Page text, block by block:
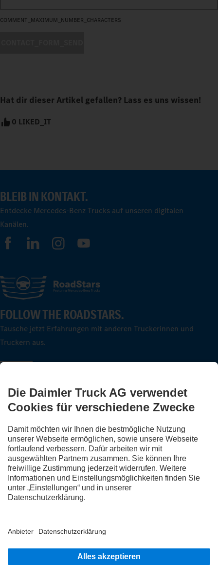
COMMENT_MAXIMUM_NUMBER_CHARACTERS
Hat dir dieser Artikel gefallen? Lass es uns wissen!
0 LIKED_IT
BLEIB IN KONTAKT.
Entdecke Mercedes-Benz Trucks auf unseren digitalen
Kanälen.
FOLLOW THE ROADSTARS.
Tausche jetzt Erfahrungen mit anderen Truckerinnen und
Truckern aus.
FR IT
Anbieter
Datenschutz Schweiz
Rechtliche Hinweise
Hinweisgebersystem